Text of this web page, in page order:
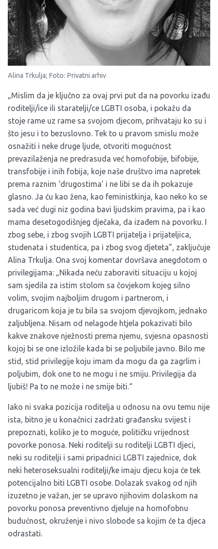
Alina Trkulja; Foto: Privatni arhiv
„Mislim da je ključno za ovaj prvi put da na povorku izađu
roditelji/ice ili staratelji/ce LGBTI osoba, i pokažu da
stoje rame uz rame sa svojom djecom, prihvataju ko su i
što jesu i to bezuslovno. Tek to u pravom smislu može
osnažiti i neke druge ljude, otvoriti mogućnost
prevazilaženja ne predrasuda već homofobije, bifobije,
transfobije i inih fobija, koje naše društvo ima napretek
prema raznim ‘drugostima’ i ne libi se da ih pokazuje
glasno. Ja ću kao žena, kao feministkinja, kao neko ko se
sada već dugi niz godina bavi ljudskim pravima, pa i kao
mama desetogodišnjeg dječaka, da izađem na povorku. I
zbog sebe, i zbog svojih LGBTI prijatelja i prijateljica,
studenata i studentica, pa i zbog svog djeteta”, zaključuje
Alina Trkulja. Ona svoj komentar dovršava anegdotom o
privilegijama: „Nikada neću zaboraviti situaciju u kojoj
sam sjedila za istim stolom sa čovjekom kojeg silno
volim, svojim najboljim drugom i partnerom, i
drugaricom koja je tu bila sa svojom djevojkom, jednako
zaljubljena. Nisam od nelagode htjela pokazivati bilo
kakve znakove nježnosti prema njemu, svjesna opasnosti
kojoj bi se one izložile kada bi se poljubile javno. Bilo me
stid, stid privilegije koju imam da mogu da ga zagrlim i
poljubim, dok one to ne mogu i ne smiju. Privilegija da
ljubiš! Pa to ne može i ne smije biti.“
Iako ni svaka pozicija roditelja u odnosu na ovu temu nije
ista, bitno je u konačnici zadržati građansku svijest i
prepoznati, koliko je to moguće, političku vrijednost
povorke ponosa. Neki roditelji su roditelji LGBTI djeci,
neki su roditelji i sami pripadnici LGBTI zajednice, dok
neki heteroseksualni roditelji/ke imaju djecu koja će tek
potencijalno biti LGBTI osobe. Dolazak svakog od njih
izuzetno je važan, jer se upravo njihovim dolaskom na
povorku ponosa preventivno djeluje na homofobnu
budućnost, okruženje i nivo slobode sa kojim će ta djeca
odrastati.